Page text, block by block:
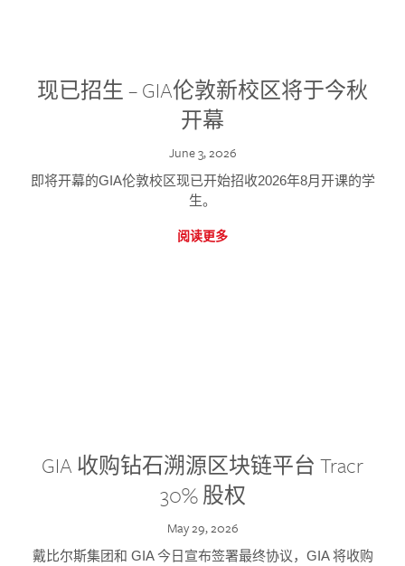
现已招生 – GIA伦敦新校区将于今秋
开幕
June 3, 2026
即将开幕的GIA伦敦校区现已开始招收2026年8月开课的学
生。
阅读更多
GIA 收购钻石溯源区块链平台 Tracr
30% 股权
May 29, 2026
戴比尔斯集团和 GIA 今日宣布签署最终协议，GIA 将收购